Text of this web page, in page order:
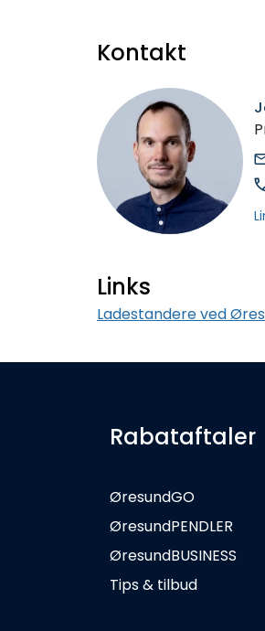
Kontakt
Links
Ladestandere ved
Rabataftaler
ØresundGO
ØresundPENDLER
ØresundBUSINESS
Tips & tilbud